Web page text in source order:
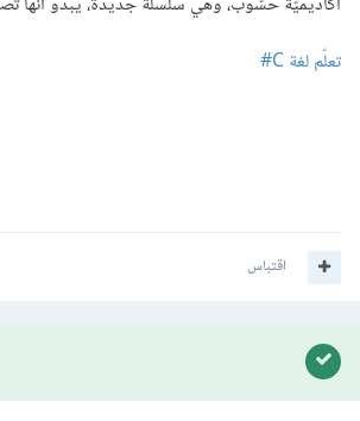
تعلّم لغة C#
اقتباس